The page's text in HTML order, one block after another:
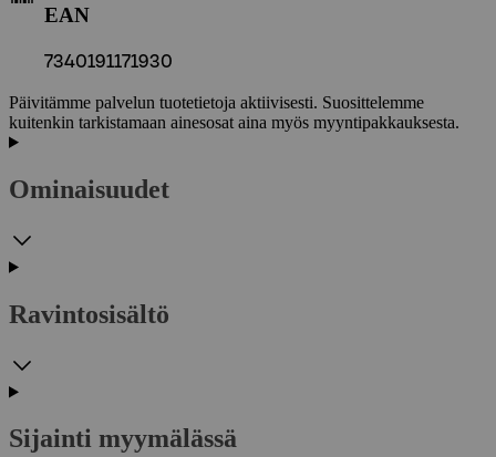
EAN
7340191171930
Päivitämme palvelun tuotetietoja aktiivisesti. Suosittelemme
kuitenkin tarkistamaan ainesosat aina myös myyntipakkauksesta.
Ominaisuudet
Ravintosisältö
Sijainti myymälässä